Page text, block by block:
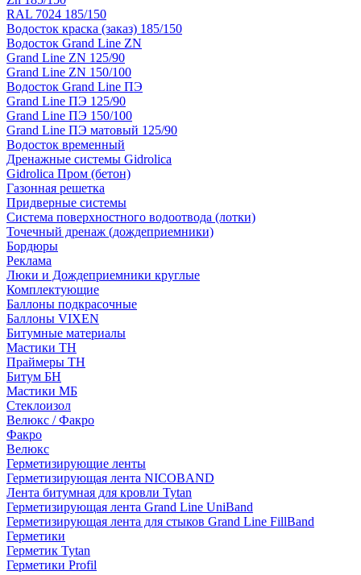
RAL 7024 185/150
Водосток краска (заказ) 185/150
Водосток Grand Line ZN
Grand Line ZN 125/90
Grand Line ZN 150/100
Водосток Grand Line ПЭ
Grand Line ПЭ 125/90
Grand Line ПЭ 150/100
Grand Line ПЭ матовый 125/90
Водосток временный
Дренажные системы Gidrolica
Gidrolica Пром (бетон)
Газонная решетка
Придверные системы
Система поверхностного водоотвода (лотки)
Точечный дренаж (дождеприемники)
Бордюры
Рекламa
Люки и Дождеприемники круглые
Комплектующие
Баллоны подкрасочные
Баллоны VIXEN
Битумные материалы
Мастики ТН
Праймеры ТН
Битум БН
Мастики МБ
Стеклоизол
Велюкс / Факро
Факро
Велюкс
Герметизирующие ленты
Герметизирующая лента NICOBAND
Лента битумная для кровли Tytan
Герметизирующая лента Grand Line UniBand
Герметизирующая лента для стыков Grand Line FillBand
Герметики
Герметик Tytan
Герметики Profil